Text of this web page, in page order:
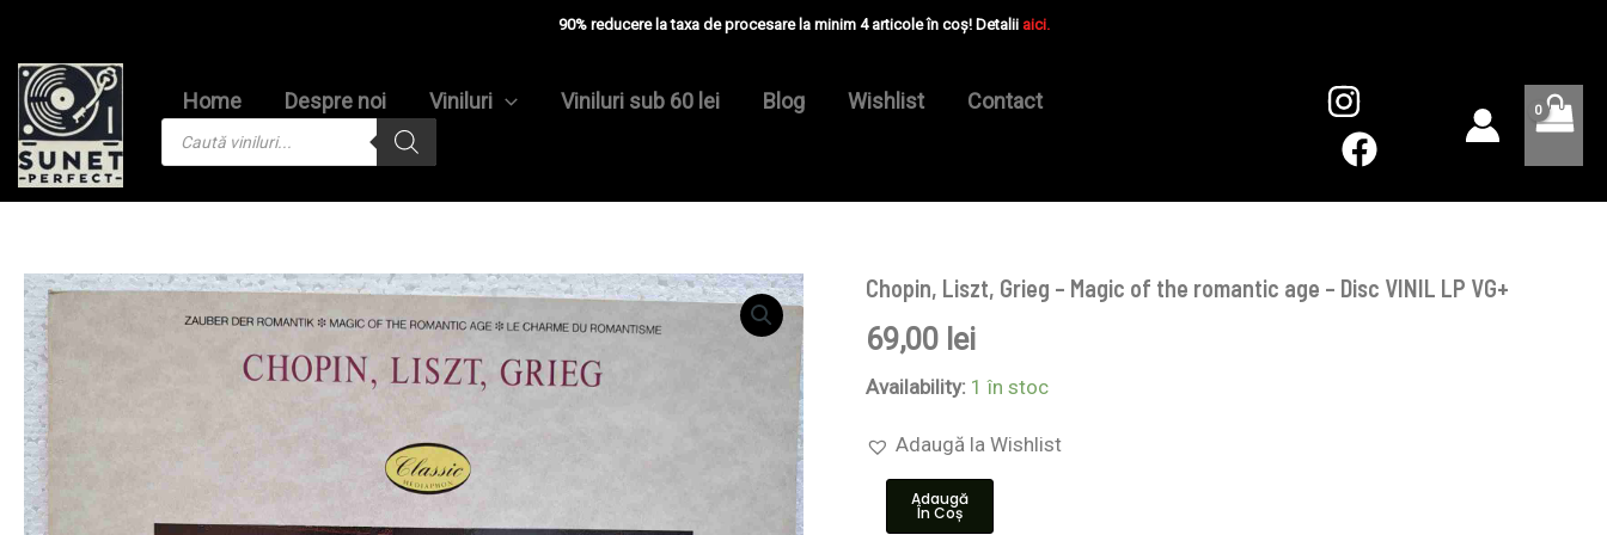
content
90% reducere la taxa de procesare la minim 4 articole în coș! Detalii aici.
Home Despre noi Viniluri Viniluri sub 60 lei Blog Wishlist Contact
search
Chopin, Liszt, Grieg – Magic of the romantic age – Disc VINIL LP VG+
69,00 lei
Availability: 1 în stoc
Adaugă la Wishlist
Cantitate
Chopin,
Liszt,
Grieg
-
the
romantic
Adaugă
În Coș
romantic
age
Disc